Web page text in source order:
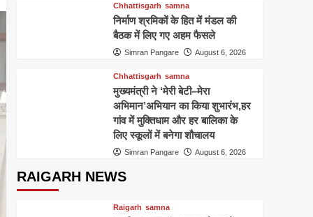
Chhattisgarh samna
निर्माण श्रमिकों के हित में मंडल की
बैठक में लिए गए अहम फैसले
Simran Pangare August 6, 2026
Chhattisgarh samna
मुख्यमंत्री ने ‘मेरी बेटी–मेरा
अभिमान’अभियान का किया शुभारंभ,हर
गांव में मुक्तिधाम और हर बालिका के
लिए स्कूलों में बनेगा शौचालय
Simran Pangare August 6, 2026
RAIGARH NEWS
Raigarh samna